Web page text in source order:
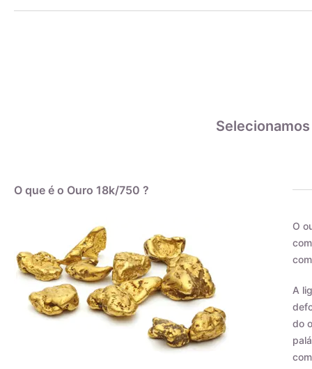
O que é o Ouro 18k/750 ?
O
A
do